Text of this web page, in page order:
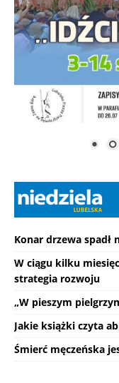
Konar drzewa spadł
W ciągu kilku
strategia rozwoju
„W pieszym
Jakie książki czyta
Śmierć męczeńska